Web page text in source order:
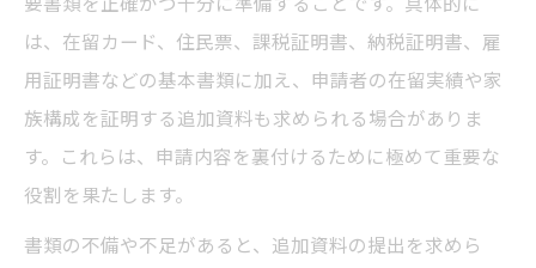
は、在留カード、住民票、課税証明書、納税証明書、雇
用証明書などの基本書類に加え、申請者の在留実績や家
族構成を証明する追加資料も求められる場合がありま
す。これらは、申請内容を裏付けるために極めて重要な
役割を果たします。
書類の不備や不足があると、追加資料の提出を求めら